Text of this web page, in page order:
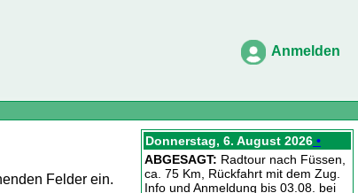
Anmelden
Donnerstag, 6. August 2026 •
ABGESAGT: Radtour nach Füssen,
ca. 75 Km, Rückfahrt mit dem Zug.
Info und Anmeldung bis 03.08. bei
Felder ein.